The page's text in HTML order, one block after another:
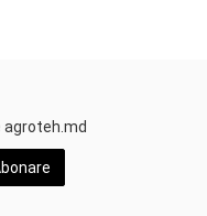
agroteh.md